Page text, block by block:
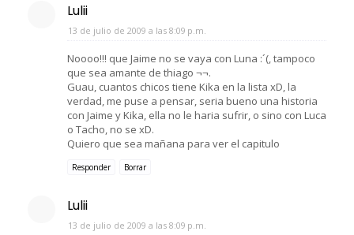
Lulii
13 de julio de 2009 a las 8:09 p.m.
Noooo!!! que Jaime no se vaya con Luna :´(, tampoco
que sea amante de thiago ¬¬.
Guau, cuantos chicos tiene Kika en la lista xD, la
verdad, me puse a pensar, seria bueno una historia
con Jaime y Kika, ella no le haria sufrir, o sino con Luca
o Tacho, no se xD.
Quiero que sea mañana para ver el capitulo
Responder Borrar
Lulii
13 de julio de 2009 a las 8:09 p.m.